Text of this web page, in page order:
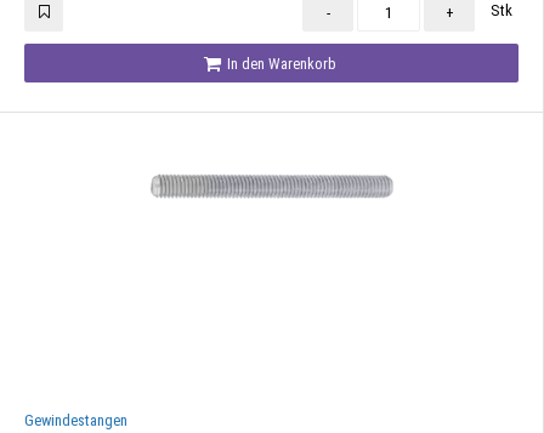
- + Stk
In den Warenkorb
Gewindestangen